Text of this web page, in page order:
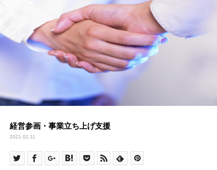
経営参画・事業立ち上げ支援
2021.02.11